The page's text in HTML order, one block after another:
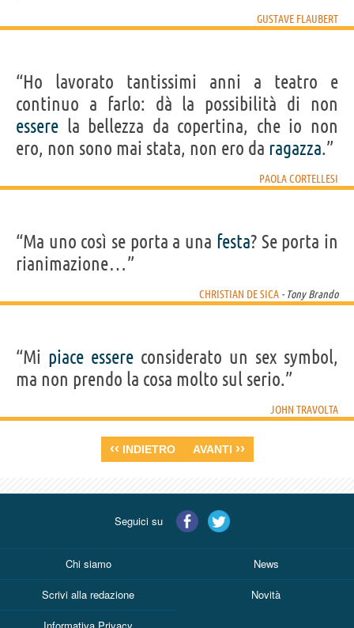
GUSTAVE FLAUBERT
“Ho lavorato tantissimi anni a teatro e
continuo a farlo: dà la possibilità di non
essere la bellezza da copertina, che io non
ero, non sono mai stata, non ero da ragazza.”
PAOLA CORTELLESI
“Ma uno così se porta a una festa? Se porta in
rianimazione…”
CHRISTIAN DE SICA - Tony Brando
“Mi piace essere considerato un sex symbol,
ma non prendo la cosa molto sul serio.”
JOHN TRAVOLTA
‹‹ INDIETRO AVANTI ››
Seguici su
Chi siamo News
Scrivi alla redazione Novità